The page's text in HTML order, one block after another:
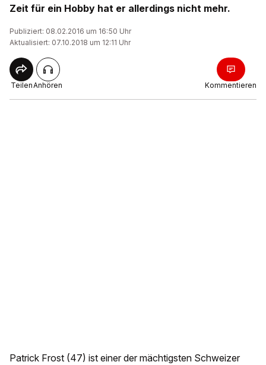
Zeit für ein Hobby hat er allerdings nicht mehr.
Publiziert: 08.02.2016 um 16:50 Uhr
Aktualisiert: 07.10.2018 um 12:11 Uhr
TeilenAnhören Kommentieren
Patrick Frost (47) ist einer der mächtigsten Schweizer